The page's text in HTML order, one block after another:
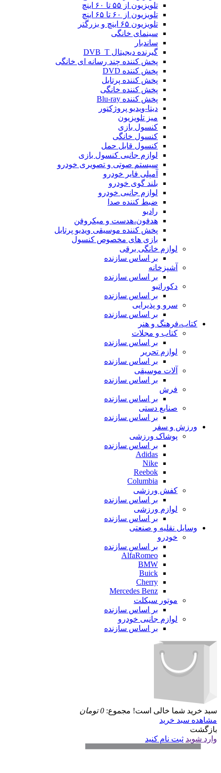
تلویزیون از ۵۵ تا ۶۰ اینچ
تلویزیون از ۶۰ تا ۶۵ اینچ
تلویزیون ۶۵ اینچ و بزرگتر
سینمای خانگی
ساندبار
گیرنده دیجیتال DVB_T
پخش کننده چند رسانه ای خانگی
پخش کننده DVD
پخش کننده پرتابل
پخش کننده خانگی
پخش کننده Blu-ray
دیتا-ویدیو پروژکتور
میز تلویزیون
کنسول بازی
کنسول خانگی
کنسول قابل حمل
لوازم جانبی کنسول بازی
سیستم صوتی و تصویری خودرو
آمپلی فایر خودرو
بلند گوی خودرو
لوازم جانبی خودرو
ضبط کننده صدا
رادیو
هدفون،هدست و میکروفن
پخش کننده موسیقی ویدیو پرتابل
بازی های مخصوص کنسول
لوازم خانگی برقی
بر اساس سازنده
آشپزخانه
بر اساس سازنده
دکوراتیو
بر اساس سازنده
سرو و پذیرایی
بر اساس سازنده
کتاب،فرهنگ و هنر
کتاب و مجلات
بر اساس سازنده
لوازم تحریر
بر اساس سازنده
آلات موسیقی
بر اساس سازنده
فرش
بر اساس سازنده
صنایع دستی
بر اساس سازنده
ورزش و سفر
پوشاک ورزشی
بر اساس سازنده
Adidas
Nike
Reebok
Columbia
کفش ورزشی
بر اساس سازنده
لوازم ورزشی
بر اساس سازنده
وسایل نقلیه و صنعتی
خودرو
بر اساس سازنده
AlfaRomeo
BMW
Buick
Cherry
Mercedes Benz
موتور سیکلت
بر اساس سازنده
لوازم جانبی خودرو
بر اساس سازنده
سبد خرید شما خالی است! مجموع: 0 تومان
مشاهده سبد خرید
بازگشت
وارد شوید ثبت نام کنید